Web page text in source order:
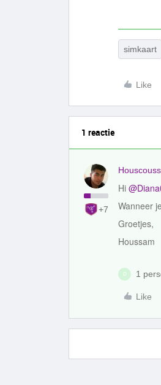
simkaart
Like
1 reactie
+7
Houscouss
Hi
Wanneer
Groetjes,
Houssam
D 1
Like